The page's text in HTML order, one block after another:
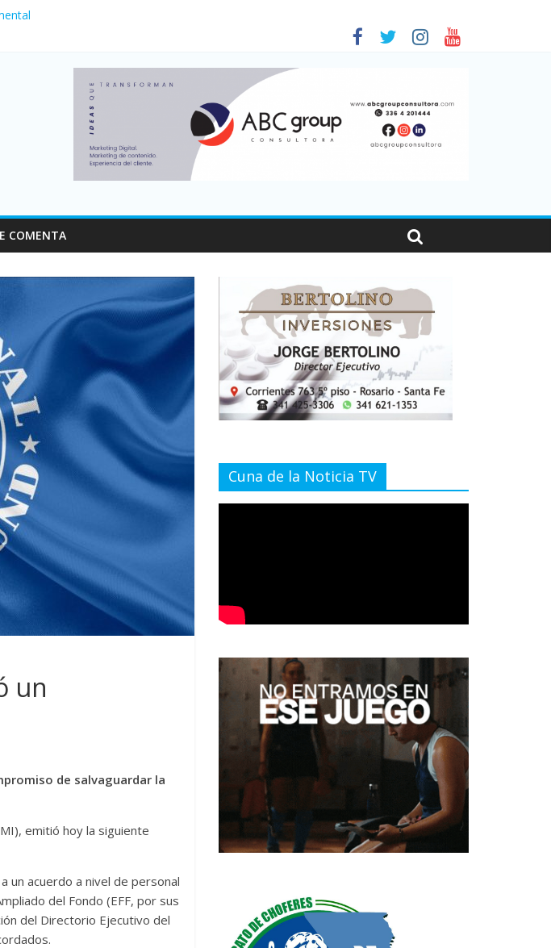
turístico: 4,6 millones de personas viajaron por el país, un 5,9% más que en 2025
un 12,6% interanual
COMENTA
un
de salvaguardar la
emitió hoy la siguiente
un acuerdo a nivel de personal
del Fondo (EFF, por sus
del Directorio Ejecutivo del
Cuna de la Noticia TV